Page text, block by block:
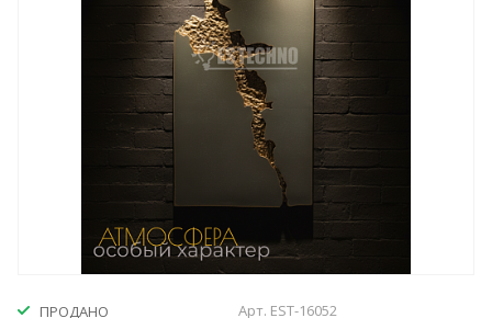
ПРОДАНО Арт. EST-16052